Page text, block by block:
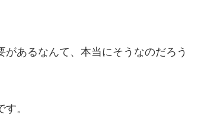
あるなんて、本当にそうなのだろう
。